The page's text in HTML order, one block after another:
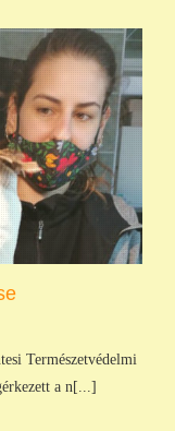
Természetvédelmi
a n[...]